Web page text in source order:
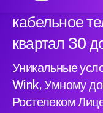
кабельное
квартал 30
Уникальные
Wink, Умному
Ростелеком